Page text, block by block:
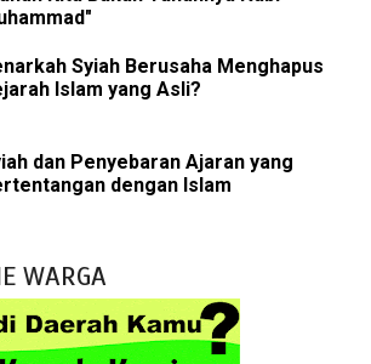
Syiah Berusaha Menghapus
Islam yang Asli?
dan Penyebaran Ajaran yang
dengan Islam
WARGA